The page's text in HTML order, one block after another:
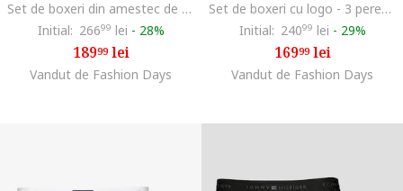
Set de boxeri din amestec de bumbac cu logo - 3 perechi, Negru carbon
Initial: 26699 lei - 28%
18999lei
Vandut de Fashion Days
Set de boxeri cu logo - 3 perechi, Bleumarin stins/Albastru deschis
Initial: 24099 lei - 29%
16999lei
Vandut de Fashion Days